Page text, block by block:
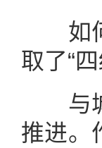
如何
取了“
与城
推进。